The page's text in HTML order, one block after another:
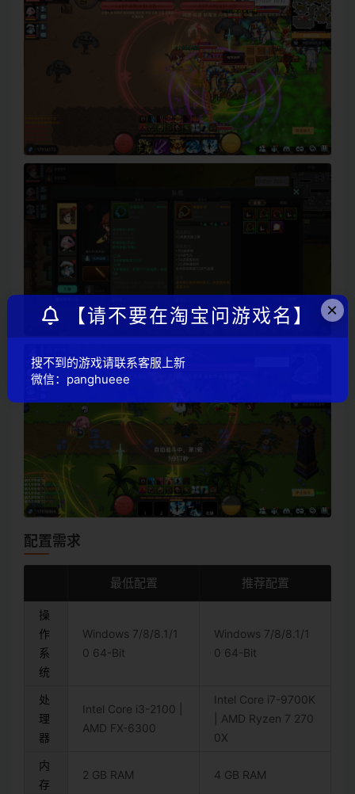
配置需求
最低配置 推荐配置
操
作
系
统
Windows 7/8/8.1/1
0 64-Bit
Windows 7/8/8.1/1
0 64-Bit
处
理
器
Intel Core i3-2100 |
AMD FX-6300
Intel Core i7-9700K
| AMD Ryzen 7 270
0X
内
存
2 GB RAM 4 GB RAM
×
【请不要在淘宝问游戏名】
搜不到的游戏请联系客服上新
微信：panghueee